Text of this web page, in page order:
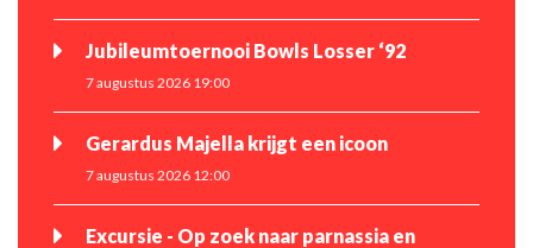
Jubileumtoernooi Bowls Losser ‘92
7 augustus 2026 19:00
Gerardus Majella krijgt een icoon
7 augustus 2026 12:00
Excursie - Op zoek naar parnassia en